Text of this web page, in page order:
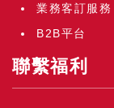
業務客訂服務
B2B平台
聯繫福利